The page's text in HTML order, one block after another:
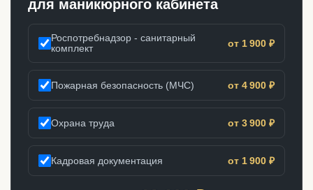
для маникюрного кабинета
Роспотребнадзор - санитарный
комплект
от 1 900 ₽
Пожарная безопасность (МЧС) от 4 900 ₽
Охрана труда от 3 900 ₽
Кадровая документация от 1 900 ₽